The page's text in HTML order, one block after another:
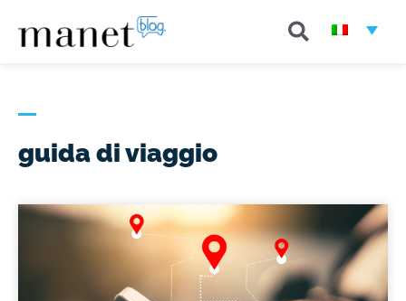
guida di viaggio